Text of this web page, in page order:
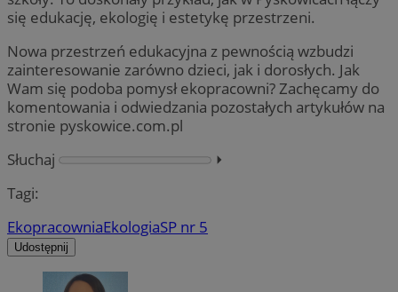
się edukację, ekologię i estetykę przestrzeni.
Nowa przestrzeń edukacyjna z pewnością wzbudzi
zainteresowanie zarówno dzieci, jak i dorosłych. Jak
Wam się podoba pomysł ekopracowni? Zachęcamy do
komentowania i odwiedzania pozostałych artykułów na
stronie pyskowice.com.pl
Słuchaj
⏵︎
Tagi:
EkopracowniaEkologiaSP nr 5
Udostępnij